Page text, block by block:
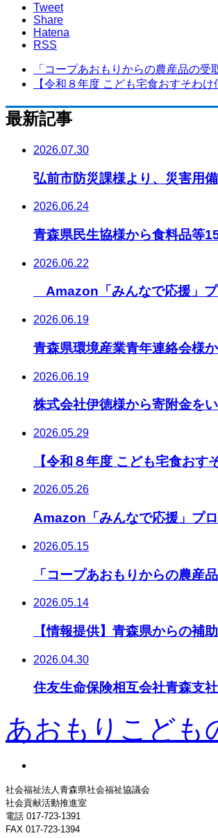
Tweet
Share
Hatena
RSS
「コープあおもりからの農産品の受
【令和８年度 こども宅食おすそわけ
最新記事
2026.07.30
弘前市防災課様より、災害用
2026.06.24
青森県民生協様から食料品等
2026.06.22
Amazon「みんなで応援」プ
2026.06.19
青森県環境産業青年連絡会様
2026.06.19
株式会社伊徳様から寄附金を
2026.05.29
【令和８年度 こども宅食おす
2026.05.26
Amazon「みんなで応援」プ
2026.05.15
「コープあおもりからの農産
2026.05.14
【情報提供】青森県からの補
2026.04.30
住友生命保険相互会社青森支
あおもりこども
社会福祉法人青森県社会福祉協議会
社会貢献活動推進室
電話 017-723-1391
FAX 017-723-1394